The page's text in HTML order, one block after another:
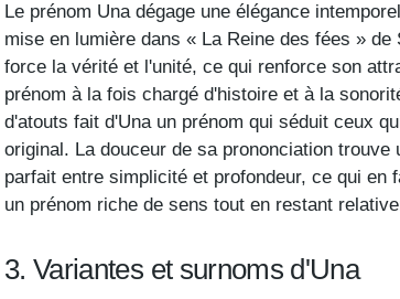
Le prénom Una dégage une élégance
mise en lumière dans « La Reine des fées »
force la vérité et l'unité, ce qui renforce son
prénom à la fois chargé d'histoire et à la
d'atouts fait d'Una un prénom qui séduit ceux
original. La douceur de sa prononciation
parfait entre simplicité et profondeur, ce qui
un prénom riche de sens tout en restant
3. Variantes et surnoms d'Una